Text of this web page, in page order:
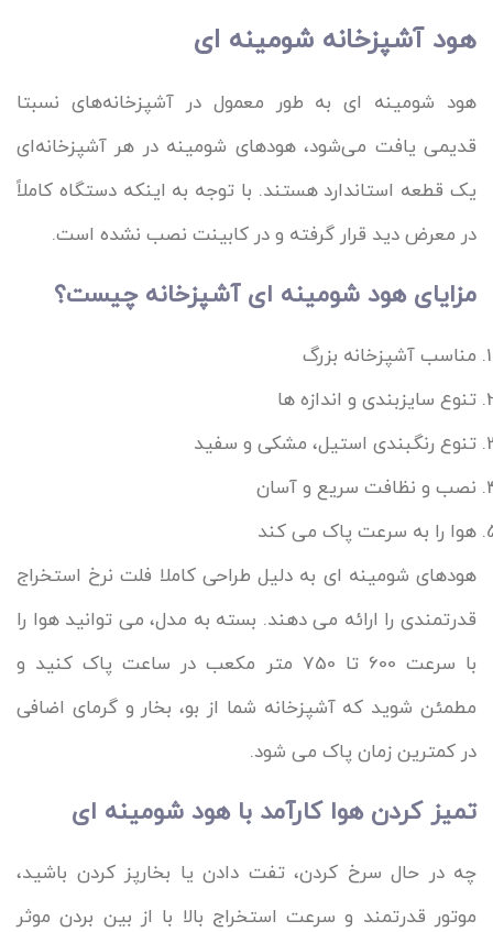
هود آشپزخانه شومینه ای
هود شومینه ای به طور معمول در آشپزخانه‌های نسبتا
قدیمی یافت می‌شود، هودهای شومینه در هر آشپزخانه‌ای
یک قطعه استاندارد هستند. با توجه به اینکه دستگاه کاملاً
در معرض دید قرار گرفته و در کابینت نصب نشده است.
مزایای هود شومینه ای آشپزخانه چیست؟
مناسب آشپزخانه بزرگ
تنوع سایزبندی و اندازه ها
تنوع رنگبندی استیل، مشکی و سفید
نصب و نظافت سریع و آسان
هوا را به سرعت پاک می کند
هودهای شومینه ای به دلیل طراحی کاملا فلت نرخ استخراج
قدرتمندی را ارائه می دهند. بسته به مدل، می توانید هوا را
با سرعت 600 تا 750 متر مکعب در ساعت پاک کنید و
مطمئن شوید که آشپزخانه شما از بو، بخار و گرمای اضافی
در کمترین زمان پاک می شود.
تمیز کردن هوا کارآمد با هود شومینه ای
چه در حال سرخ کردن، تفت دادن یا بخارپز کردن باشید،
موتور قدرتمند و سرعت استخراج بالا با از بین بردن موثر